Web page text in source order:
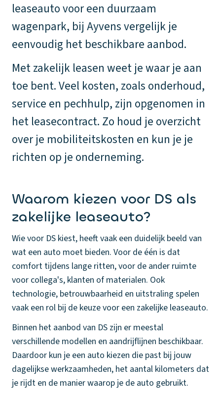
leaseauto voor een duurzaam
wagenpark, bij Ayvens vergelijk je
eenvoudig het beschikbare aanbod.
Met zakelijk leasen weet je waar je aan
toe bent. Veel kosten, zoals onderhoud,
service en pechhulp, zijn opgenomen in
het leasecontract. Zo houd je overzicht
over je mobiliteitskosten en kun je je
richten op je onderneming.
Waarom kiezen voor DS als
zakelijke leaseauto?
Wie voor DS kiest, heeft vaak een duidelijk beeld van
wat een auto moet bieden. Voor de één is dat
comfort tijdens lange ritten, voor de ander ruimte
voor collega's, klanten of materialen. Ook
technologie, betrouwbaarheid en uitstraling spelen
vaak een rol bij de keuze voor een zakelijke leaseauto.
Binnen het aanbod van DS zijn er meestal
verschillende modellen en aandrijflijnen beschikbaar.
Daardoor kun je een auto kiezen die past bij jouw
dagelijkse werkzaamheden, het aantal kilometers dat
je rijdt en de manier waarop je de auto gebruikt.